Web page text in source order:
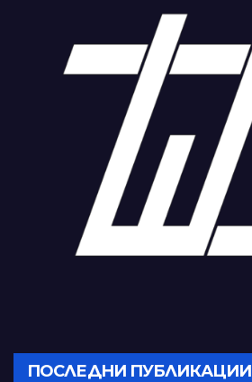
ПОСЛЕДНИ ПУБЛИКАЦИИ